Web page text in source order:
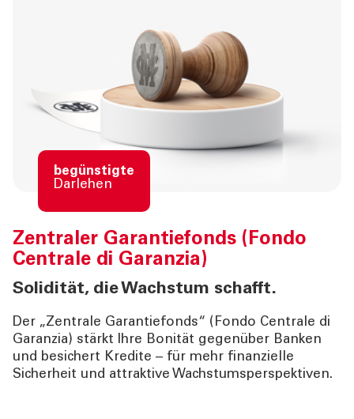
begünstigte
Darlehen
Zentraler Garantiefonds (Fondo
Centrale di Garanzia)
Solidität, die Wachstum schafft.
Der „Zentrale Garantiefonds“ (Fondo Centrale di
Garanzia) stärkt Ihre Bonität gegenüber Banken
und besichert Kredite – für mehr finanzielle
Sicherheit und attraktive Wachstumsperspektiven.